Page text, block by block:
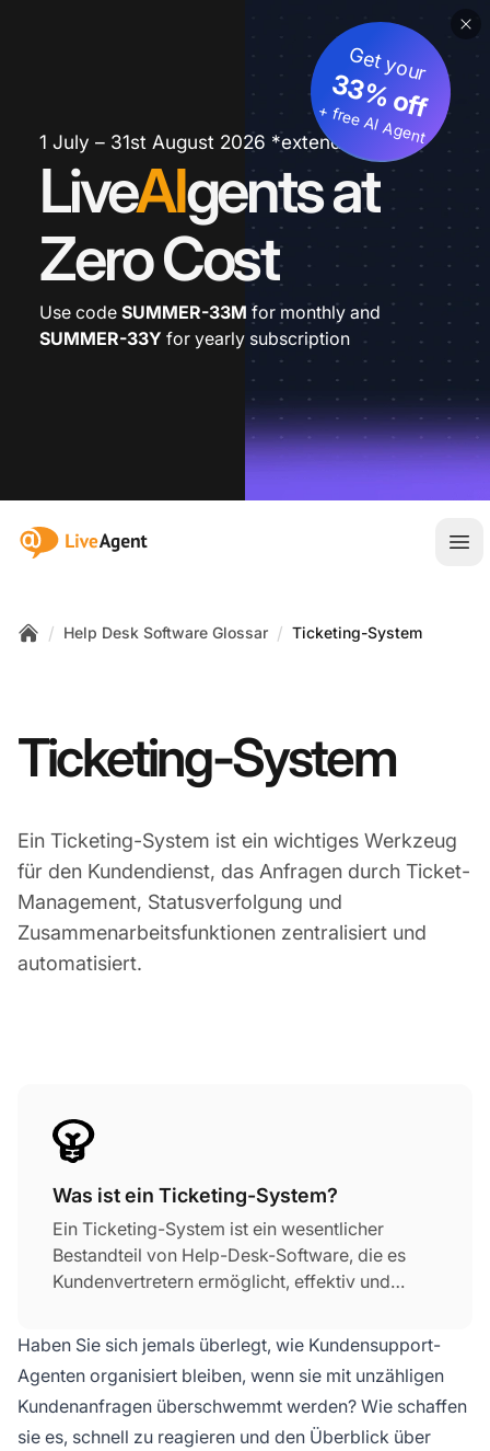
1 July – 31st August 2026 *extended
LiveAIgents at
Zero Cost
Get your
33% off
+ free AI Agent
Use code SUMMER-33M for monthly and
SUMMER-33Y for yearly subscription
:site.title
/ Help Desk Software Glossar / Ticketing-System
Ticketing-System
Ein Ticketing-System ist ein wichtiges Werkzeug
für den Kundendienst, das Anfragen durch Ticket-
Management, Statusverfolgung und
Zusammenarbeitsfunktionen zentralisiert und
automatisiert.
Was ist ein Ticketing-System?
Ein Ticketing-System ist ein wesentlicher
Bestandteil von Help-Desk-Software, die es
Kundenvertretern ermöglicht, effektiv und
Management-System empfängt eine
Kundenunterstützungsanfrage und erstellt
automatisch ein Ticket. Dann ist ein bestimmter
Agent für die Lösung des Tickets in der
Service-Desk-Softwareverantwortlich.
Haben Sie sich jemals überlegt, wie Kundensupport-
Agenten organisiert bleiben, wenn sie mit unzähligen
Kundenanfragen überschwemmt werden? Wie schaffen
sie es, schnell zu reagieren und den Überblick über